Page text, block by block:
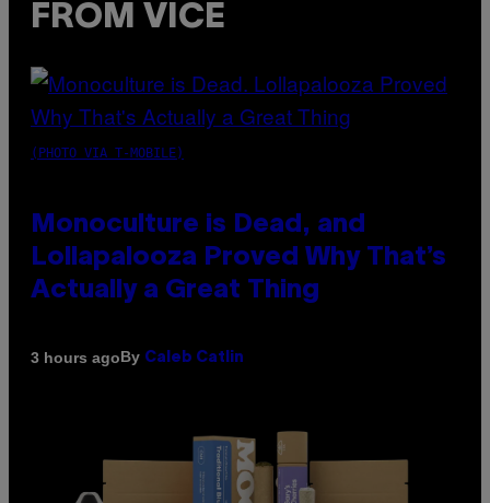
FROM VICE
(PHOTO VIA T-MOBILE)
Monoculture is Dead, and
Lollapalooza Proved Why That’s
Actually a Great Thing
3 hours agoBy Caleb Catlin